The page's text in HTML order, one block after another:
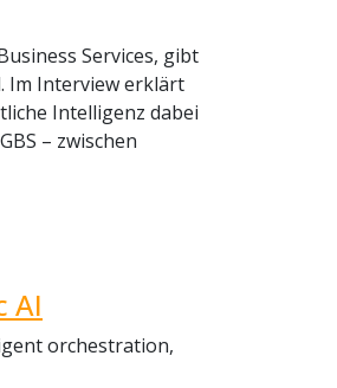
Services, gibt
Im Interview erklärt
Intelligenz dabei
– zwischen
AI
orchestration,